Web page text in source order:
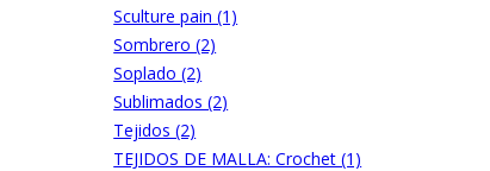
Sculture pain (1)
Sombrero (2)
Soplado (2)
Sublimados (2)
Tejidos (2)
TEJIDOS DE MALLA: Crochet (1)